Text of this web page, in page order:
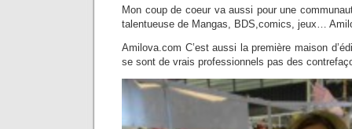
Mon coup de coeur va aussi pour une
talentueuse de Mangas, BDS,comics, jeux…
Amilova.com C’est aussi la première maison
se sont de vrais professionnels pas des